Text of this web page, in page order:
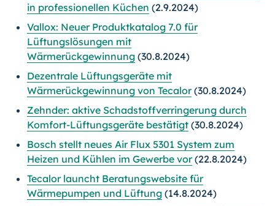
in professionellen Küchen (2.9.2024)
Vallox: Neuer Produktkatalog 7.0 für
Lüftungslösungen mit
Wärmerückgewinnung (30.8.2024)
Dezentrale Lüftungsgeräte mit
Wärmerückgewinnung von Tecalor(30.8.2024)
Zehnder: aktive Schadstoffverringerung durch
Komfort-Lüftungsgeräte bestätigt (30.8.2024)
Bosch stellt neues Air Flux 5301 System zum
Heizen und Kühlen im Gewerbe vor(22.8.2024)
Tecalor launcht Beratungswebsite für
Wärmepumpen und Lüftung (14.8.2024)